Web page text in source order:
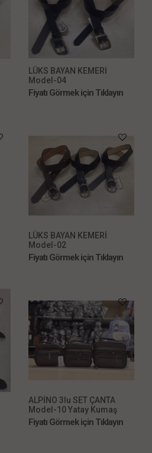
LÜKS BAYAN KEMERİ
Model-04
Fiyatı Görmek için Tıklayın
LÜKS BAYAN KEMERİ
Model-02
Fiyatı Görmek için Tıklayın
ALPİNO 3lu SET ÇANTA
Model-10 Yatay Kumaş
Kahve
Fiyatı Görmek için Tıklayın